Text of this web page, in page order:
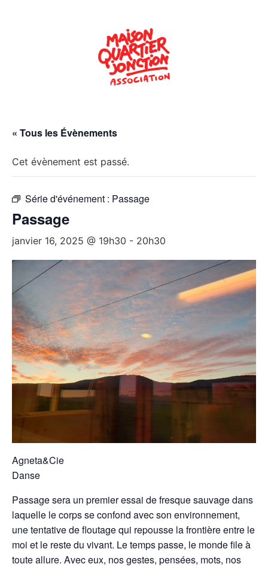
« Tous les Évènements
Cet évènement est passé.
Série d'événement : Passage
Passage
janvier 16, 2025 @ 19h30 - 20h30
Agneta&Cie
Danse
Passage sera un premier essai de fresque sauvage dans
laquelle le corps se confond avec son environnement,
une tentative de floutage qui repousse la frontière entre le
moi et le reste du vivant. Le temps passe, le monde file à
toute allure. Avec eux, nos gestes, pensées, mots, nos